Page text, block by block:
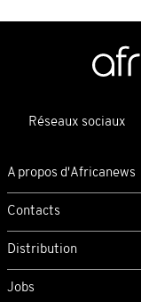
Réseaux sociaux
A propos d'Africanews
Contacts
Distribution
Jobs